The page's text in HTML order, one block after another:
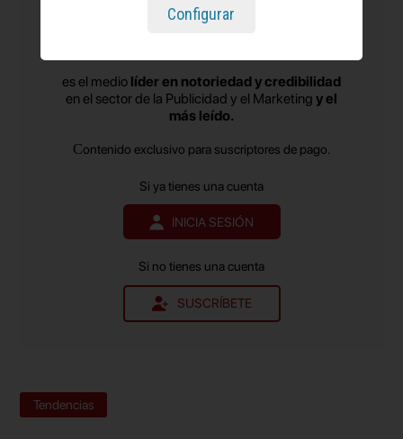
necesidad de “entender y pulsar el contexto
de ayudar a las marcas a crear conexiones más
relevantes con las personas”, según se ha
es el medio líder en notoriedad y credibilidad
en el sector de la Publicidad y el Marketing y el
más leído.
Contenido exclusivo para suscriptores de pago.
Si ya tienes una cuenta
INICIA SESIÓN
Si no tienes una cuenta
SUSCRÍBETE
Tendencias
Configurar